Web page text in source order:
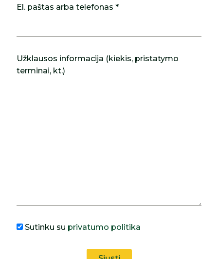
El. paštas arba telefonas *
Užklausos informacija (kiekis, pristatymo
terminai, kt.)
Sutinku su privatumo politika